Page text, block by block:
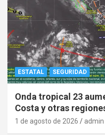
ESTATAL SEGURIDAD
Onda tropical 23
Costa y otras
1 de agosto de 2026 admin